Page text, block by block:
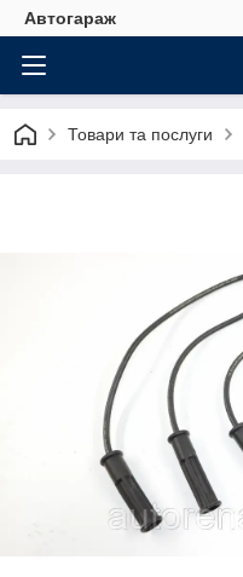
Автогараж
Товари та послуги